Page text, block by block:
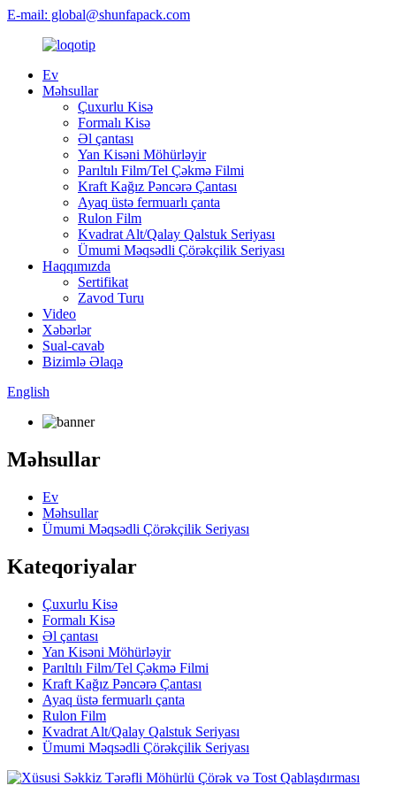
E-mail: global@shunfapack.com
Ev
Məhsullar
Çuxurlu Kisə
Formalı Kisə
Əl çantası
Yan Kisəni Möhürləyir
Parıltılı Film/Tel Çəkmə Filmi
Kraft Kağız Pəncərə Çantası
Ayaq üstə fermuarlı çanta
Rulon Film
Kvadrat Alt/Qalay Qalstuk Seriyası
Ümumi Məqsədli Çörəkçilik Seriyası
Haqqımızda
Sertifikat
Zavod Turu
Video
Xəbərlər
Sual-cavab
Bizimlə Əlaqə
English
Məhsullar
Ev
Məhsullar
Ümumi Məqsədli Çörəkçilik Seriyası
Kateqoriyalar
Çuxurlu Kisə
Formalı Kisə
Əl çantası
Yan Kisəni Möhürləyir
Parıltılı Film/Tel Çəkmə Filmi
Kraft Kağız Pəncərə Çantası
Ayaq üstə fermuarlı çanta
Rulon Film
Kvadrat Alt/Qalay Qalstuk Seriyası
Ümumi Məqsədli Çörəkçilik Seriyası